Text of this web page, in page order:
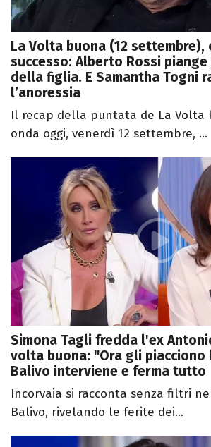
La Volta buona (12 settembre),
successo: Alberto Rossi
della figlia. E Samantha Togni
l’anoressia
Il recap della puntata de La Volta
onda oggi, venerdì 12 settembre, ...
Simona Tagli fredda l'ex
volta buona: "Ora gli piacciono
Balivo interviene e ferma tutto
Incorvaia si racconta senza filtri
Balivo, rivelando le ferite dei...